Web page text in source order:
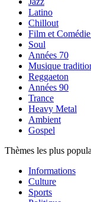
Latino
Chillout
Film et
Soul
Années 70
Musique
Reggaeton
Années 90
Trance
Heavy Metal
Ambient
Gospel
Thèmes les plus
Informations
Culture
Sports